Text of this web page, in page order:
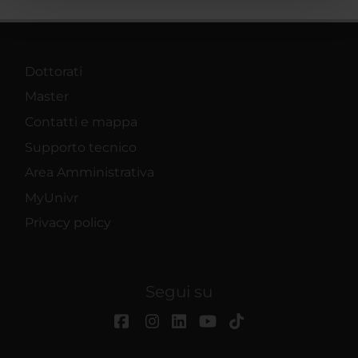
con altre informazioni che hai fornito loro o che hanno
Dottorati
Master
Contatti e mappa
Supporto tecnico
Area Amministrativa
MyUnivr
Privacy policy
Segui su